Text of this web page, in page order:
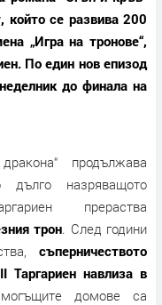
се развива 200
„Игра на тронове“,
По един нов епизод
до финала на
продължава
назряващото
прераства
трон. След години
съперничеството
Таргариен навлиза в
домове са